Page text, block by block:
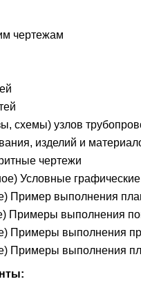
чертежам
схемы) узлов
изделий и
чертежи
Условные
Пример выполнения
Примеры выполнения
Примеры выполнения
Примеры выполнения